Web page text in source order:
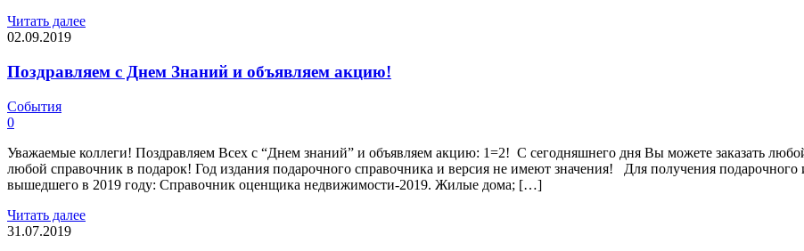
Читать далее
02.09.2019
Поздравляем с Днем Знаний и объявляем акцию!
События
0
Уважаемые коллеги! Поздравляем Всех с “Днем знаний” и объявляем акцию: 1=2! С сегодняшнего дня Вы можете заказать
любой справочник в подарок! Год издания подарочного справочника и версия не имеют значения! Для получения подарочного
вышедшего в 2019 году: Справочник оценщика недвижимости-2019. Жилые дома; […]
Читать далее
31.07.2019